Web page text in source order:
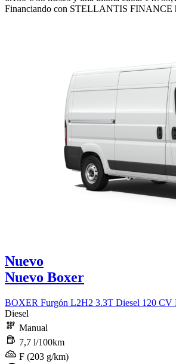
Financiando con STELLANTIS FINANCE
Nuevo
Nuevo Boxer
BOXER Furgón L2H2 3.3T Diesel 120 CV
Diesel
Manual
7,7 l/100km
F (203 g/km)